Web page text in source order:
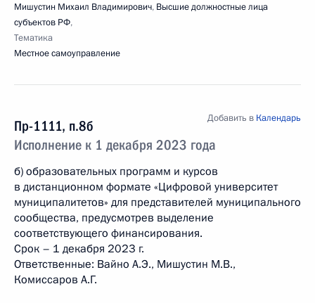
Мишустин Михаил Владимирович, Высшие должностные лица
субъектов РФ,
Тематика
Местное самоуправление
Пр-1111, п.8б
Исполнение к 1 декабря 2023 года
Добавить в Календарь
б) образовательных программ и курсов
в дистанционном формате «Цифровой университет
муниципалитетов» для представителей муниципального
сообщества, предусмотрев выделение
соответствующего финансирования.
Срок – 1 декабря 2023 г.
Ответственные: Вайно А.Э., Мишустин М.В.,
Комиссаров А.Г.